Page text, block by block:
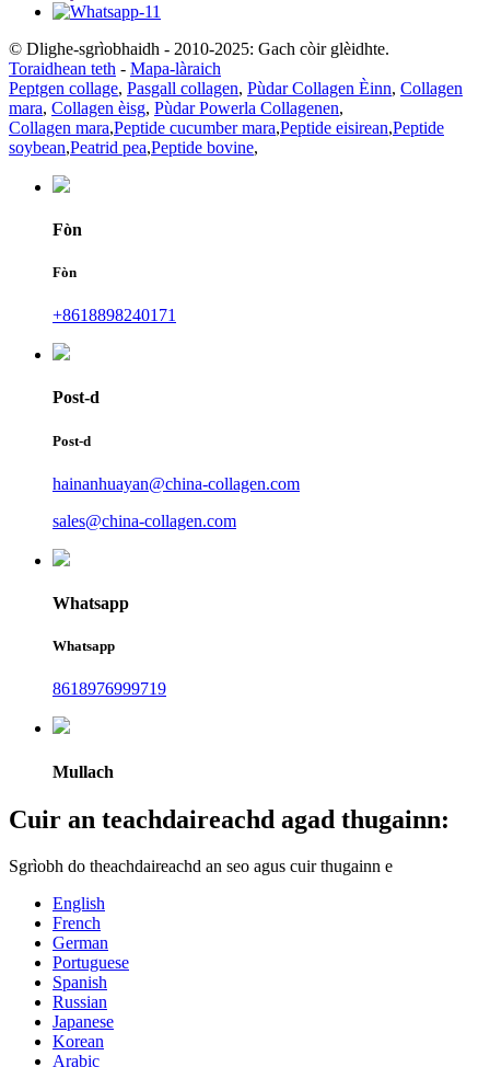
© Dlighe-sgrìobhaidh - 2010-2025: Gach còir glèidhte.
Toraidhean teth - Mapa-làraich
Peptgen collage, Pasgall collagen, Pùdar Collagen Èinn, Collagen
mara, Collagen èisg, Pùdar Powerla Collagenen,
Collagen mara,Peptide cucumber mara,Peptide eisirean,Peptide
soybean,Peatrid pea,Peptide bovine,
Fòn
Fòn
+8618898240171
Post-d
Post-d
hainanhuayan@china-collagen.com
sales@china-collagen.com
Whatsapp
Whatsapp
8618976999719
Mullach
Cuir an teachdaireachd agad thugainn:
Sgrìobh do theachdaireachd an seo agus cuir thugainn e
English
French
German
Portuguese
Spanish
Russian
Japanese
Korean
Arabic